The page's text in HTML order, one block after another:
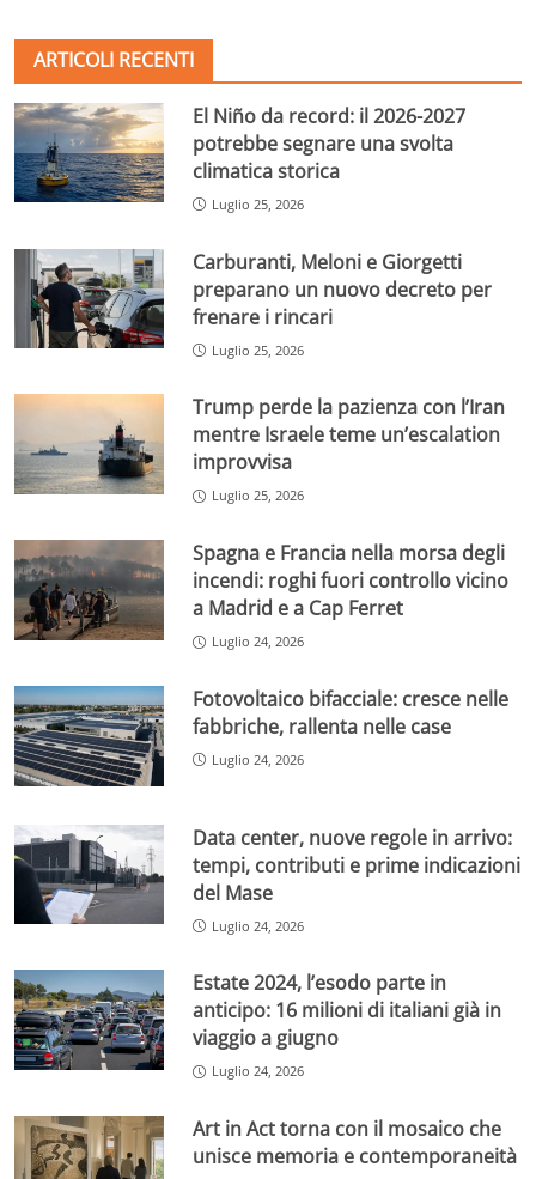
ARTICOLI RECENTI
El Niño da record: il 2026-2027
potrebbe segnare una svolta
climatica storica
Luglio 25, 2026
Carburanti, Meloni e Giorgetti
preparano un nuovo decreto per
frenare i rincari
Luglio 25, 2026
Trump perde la pazienza con l’Iran
mentre Israele teme un’escalation
improvvisa
Luglio 25, 2026
Spagna e Francia nella morsa degli
incendi: roghi fuori controllo vicino
a Madrid e a Cap Ferret
Luglio 24, 2026
Fotovoltaico bifacciale: cresce nelle
fabbriche, rallenta nelle case
Luglio 24, 2026
Data center, nuove regole in arrivo:
tempi, contributi e prime indicazioni
del Mase
Luglio 24, 2026
Estate 2024, l’esodo parte in
anticipo: 16 milioni di italiani già in
viaggio a giugno
Luglio 24, 2026
Art in Act torna con il mosaico che
unisce memoria e contemporaneità